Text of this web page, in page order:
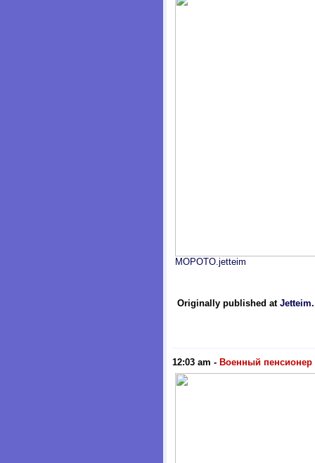
MOPOTO.jetteim
Originally published at Jetteim
12:03 am - Военный пенсионер